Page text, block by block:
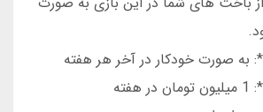
به صورت خودکار در آخر هر هفته